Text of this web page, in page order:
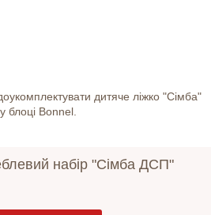
дитяче ліжко "Сімба"
блоці Bonnel.
набір "Сімба ДСП"